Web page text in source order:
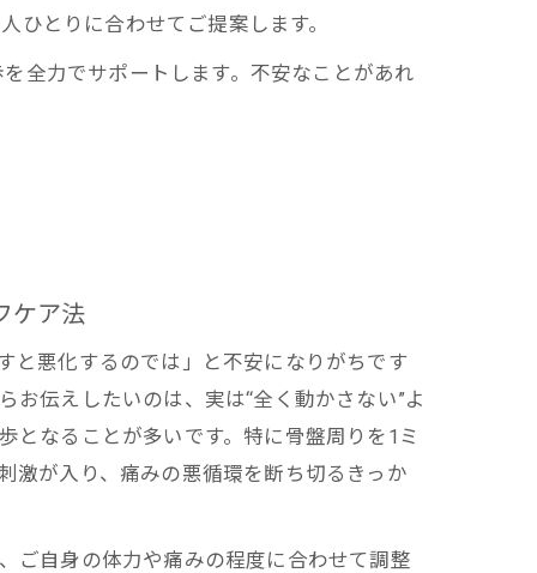
ひとりに合わせてご提案します。
全力でサポートします。不安なことがあれ
ケア法
と悪化するのでは」と不安になりがちです
お伝えしたいのは、実は“全く動かさない”よ
となることが多いです。特に骨盤周りを1ミ
激が入り、痛みの悪循環を断ち切るきっか
ご自身の体力や痛みの程度に合わせて調整